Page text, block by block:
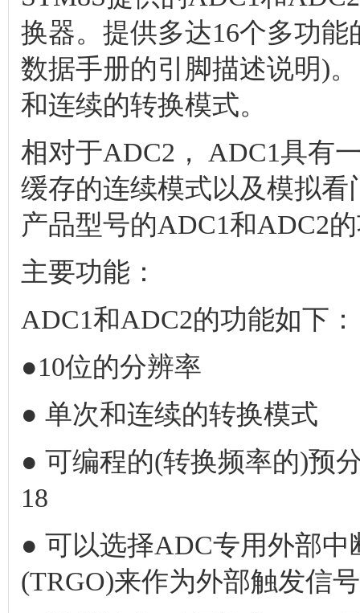
换器。提供多达16个多功
数据手册的引脚描述说明)
和连续的转换模式。
相对于ADC2， ADC1具有
缓存的连续模式以及模拟
产品型号的ADC1和ADC2
主要功能：
ADC1和ADC2的功能如下：
●10位的分辨率
● 单次和连续的转换模式
● 可编程的(转换频率的)预
18
● 可以选择ADC专用外部
(TRGO)来作为外部触发信号